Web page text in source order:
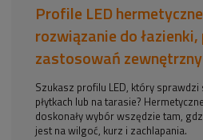
Profile LED
rozwiązanie do
zastosowań
Szukasz profilu LED, który sprawdzi
płytkach lub na tarasie?
doskonały wybór wszędzie tam,
jest na wilgoć, kurz i zachlapania.